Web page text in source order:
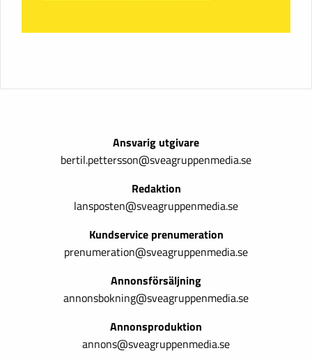
Ansvarig utgivare
bertil.pettersson@sveagruppenmedia.se
Redaktion
lansposten@sveagruppenmedia.se
Kundservice prenumeration
prenumeration@sveagruppenmedia.se
Annonsförsäljning
annonsbokning@sveagruppenmedia.se
Annonsproduktion
annons@sveagruppenmedia.se